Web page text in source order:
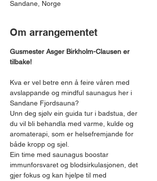
Sandane, Norge
Om arrangementet
Gusmester Asger Birkholm-Clausen er
tilbake!
Kva er vel betre enn å feire våren med
avslappande og mindful saunagus her i
Sandane Fjordsauna?
Unn deg sjølv ein guida tur i badstua, der
du vil bli behandla med varme, kulde og
aromaterapi, som er helsefremjande for
både kropp og sjel.
Ein time med saunagus boostar
immunforsvaret og blodsirkulasjonen, det
gjer fokus og kan hjelpe til med